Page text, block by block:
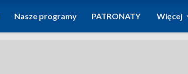
Nasze programy PATRONATY Więcej